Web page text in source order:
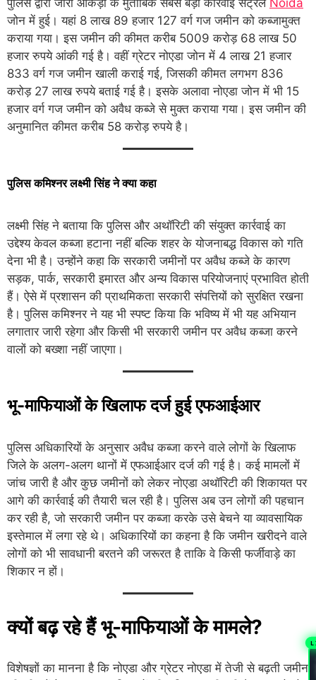
पुलिस द्वारा जारी आंकड़ों के मुताबिक सबसे बड़ी कार्रवाई सेंट्रल Noida
जोन में हुई। यहां 8 लाख 89 हजार 127 वर्ग गज जमीन को कब्जामुक्त
कराया गया। इस जमीन की कीमत करीब 5009 करोड़ 68 लाख 50
हजार रुपये आंकी गई है। वहीं ग्रेटर नोएडा जोन में 4 लाख 21 हजार
833 वर्ग गज जमीन खाली कराई गई, जिसकी कीमत लगभग 836
करोड़ 27 लाख रुपये बताई गई है। इसके अलावा नोएडा जोन में भी 15
हजार वर्ग गज जमीन को अवैध कब्जे से मुक्त कराया गया। इस जमीन की
अनुमानित कीमत करीब 58 करोड़ रुपये है।
पुलिस कमिश्नर लक्ष्मी सिंह ने क्या कहा
लक्ष्मी सिंह ने बताया कि पुलिस और अथॉरिटी की संयुक्त कार्रवाई का
उद्देश्य केवल कब्जा हटाना नहीं बल्कि शहर के योजनाबद्ध विकास को गति
देना भी है। उन्होंने कहा कि सरकारी जमीनों पर अवैध कब्जे के कारण
सड़क, पार्क, सरकारी इमारत और अन्य विकास परियोजनाएं प्रभावित होती
हैं। ऐसे में प्रशासन की प्राथमिकता सरकारी संपत्तियों को सुरक्षित रखना
है। पुलिस कमिश्नर ने यह भी स्पष्ट किया कि भविष्य में भी यह अभियान
लगातार जारी रहेगा और किसी भी सरकारी जमीन पर अवैध कब्जा करने
वालों को बख्शा नहीं जाएगा।
भू-माफियाओं के खिलाफ दर्ज हुई एफआईआर
पुलिस अधिकारियों के अनुसार अवैध कब्जा करने वाले लोगों के खिलाफ
जिले के अलग-अलग थानों में एफआईआर दर्ज की गई है। कई मामलों में
जांच जारी है और कुछ जमीनों को लेकर नोएडा अथॉरिटी की शिकायत पर
आगे की कार्रवाई की तैयारी चल रही है। पुलिस अब उन लोगों की पहचान
कर रही है, जो सरकारी जमीन पर कब्जा करके उसे बेचने या व्यावसायिक
इस्तेमाल में लगा रहे थे। अधिकारियों का कहना है कि जमीन खरीदने वाले
लोगों को भी सावधानी बरतने की जरूरत है ताकि वे किसी फर्जीवाड़े का
शिकार न हों।
क्यों बढ़ रहे हैं भू-माफियाओं के मामले?
विशेषज्ञों का मानना है कि नोएडा और ग्रेटर नोएडा में तेजी से बढ़ती जमीन